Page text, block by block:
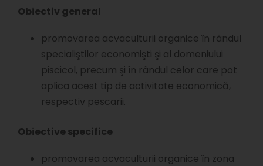
Obiectiv general
promovarea acvaculturii organice în rândul
specialiştilor economişti şi al domeniului
piscicol, precum şi în rândul celor care pot
aplica acest tip de activitate economică,
respectiv pescarii.
Obiective specifice
promovarea acvaculturii organice în zona